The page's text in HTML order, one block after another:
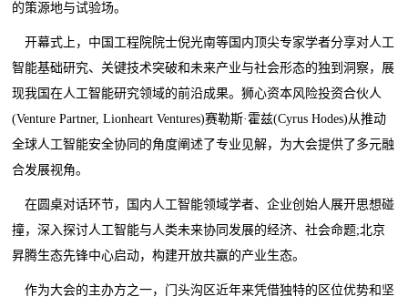
的策源地与试验场。
开幕式上，中国工程院院士倪光南等国内顶尖专家学者分享对人工
智能基础研究、关键技术突破和未来产业与社会形态的独到洞察，展
现我国在人工智能研究领域的前沿成果。狮心资本风险投资合伙人
(Venture Partner, Lionheart Ventures)赛勒斯·霍兹(Cyrus Hodes)从推动
全球人工智能安全协同的角度阐述了专业见解，为大会提供了多元融
合发展视角。
在圆桌对话环节，国内人工智能领域学者、企业创始人展开思想碰
撞，深入探讨人工智能与人类未来协同发展的经济、社会命题;北京
昇腾生态先锋中心启动，构建开放共赢的产业生态。
作为大会的主办方之一，门头沟区近年来凭借独特的区位优势和坚